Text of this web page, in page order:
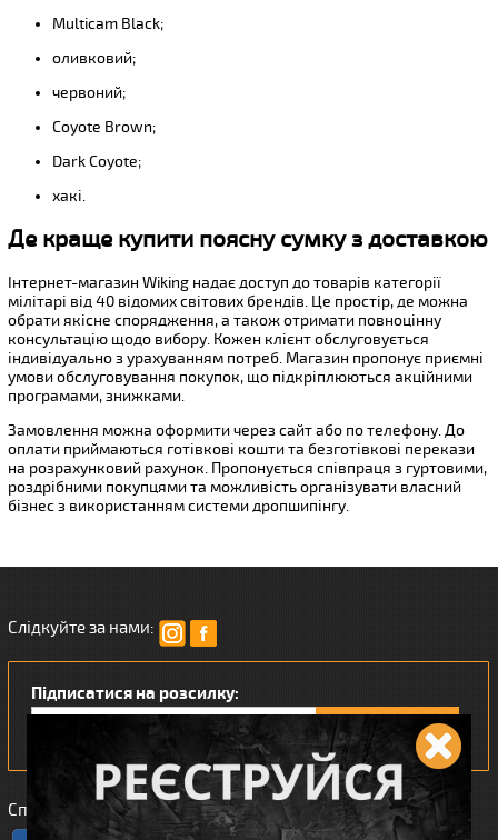
Multicam Black;
оливковий;
червоний;
Coyote Brown;
Dark Coyote;
хакі.
Де краще купити поясну сумку з доставкою
Інтернет-магазин Wiking надає доступ до товарів категорії
мілітарі від 40 відомих світових брендів. Це простір, де можна
обрати якісне спорядження, а також отримати повноцінну
консультацію щодо вибору. Кожен клієнт обслуговується
індивідуально з урахуванням потреб. Магазин пропонує приємні
умови обслуговування покупок, що підкріплюються акційними
програмами, знижками.
Замовлення можна оформити через сайт або по телефону. До
оплати приймаються готівкові кошти та безготівкові перекази
на розрахунковий рахунок. Пропонується співпраця з гуртовими,
роздрібними покупцями та можливість організувати власний
бізнес з використанням системи дропшипінгу.
Слідкуйте за нами:
Підписатися на розсилку:
Сподобався наш інтернет магазин?